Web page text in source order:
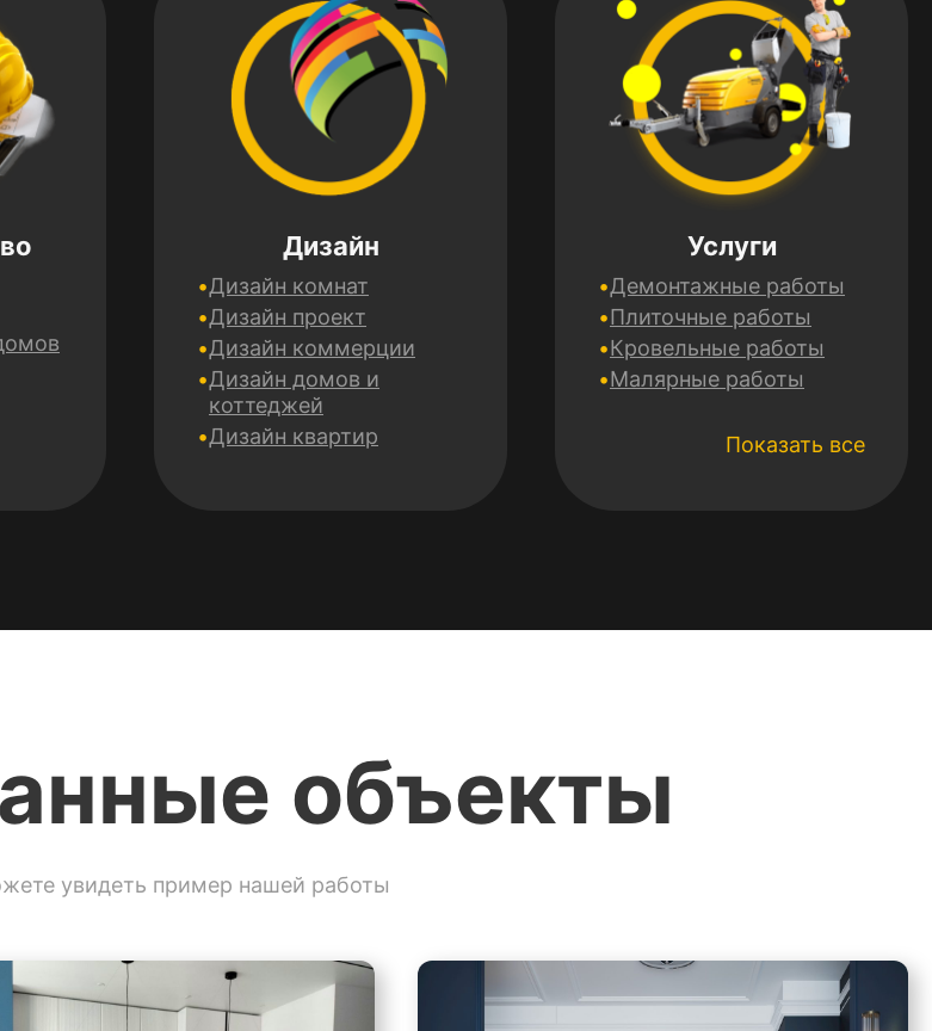
Дизайн
Дизайн комнат
Дизайн проект
Дизайн коммерции
Дизайн домов и
коттеджей
Дизайн квартир
Услуги
Демонтажные работы
Плиточные работы
Кровельные работы
Малярные работы
потолка
Авторский надзор
перепланировки
Поклейка обоев
Показать все
объекты
увидеть пример нашей работы